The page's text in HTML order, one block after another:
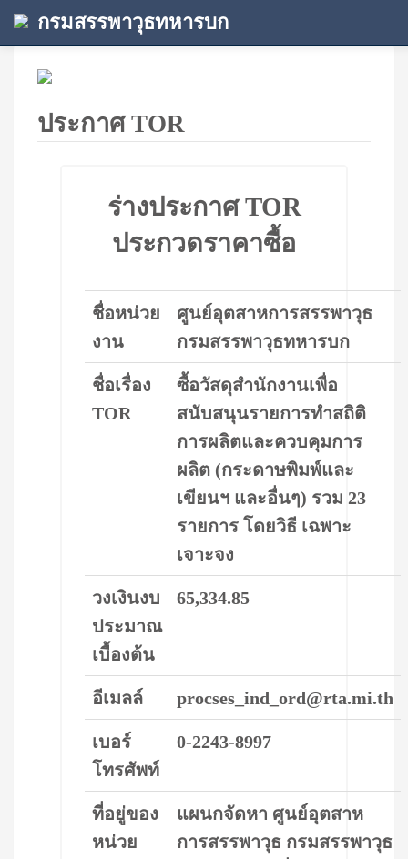
กรมสรรพาวุธทหารบก
ประกาศ TOR
ร่างประกาศ TOR
ประกวดราคาซื้อ
ชื่อหน่วย
งาน
ศูนย์อุตสาหการสรรพาวุธ
กรมสรรพาวุธทหารบก
ชื่อเรื่อง
TOR
ซื้อวัสดุสำนักงานเพื่อ
สนับสนุนรายการทำสถิติ
การผลิตและควบคุมการ
ผลิต (กระดาษพิมพ์และ
เขียนฯ และอื่นๆ) รวม 23
รายการ โดยวิธี เฉพาะ
เจาะจง
วงเงินงบ
ประมาณ
เบื้องต้น
65,334.85
อีเมลล์ procses_ind_ord@rta.mi.th
เบอร์
โทรศัพท์
0-2243-8997
ที่อยู่ของ
หน่วย
แผนกจัดหา ศูนย์อุตสาห
การสรรพาวุธ กรมสรรพาวุธ